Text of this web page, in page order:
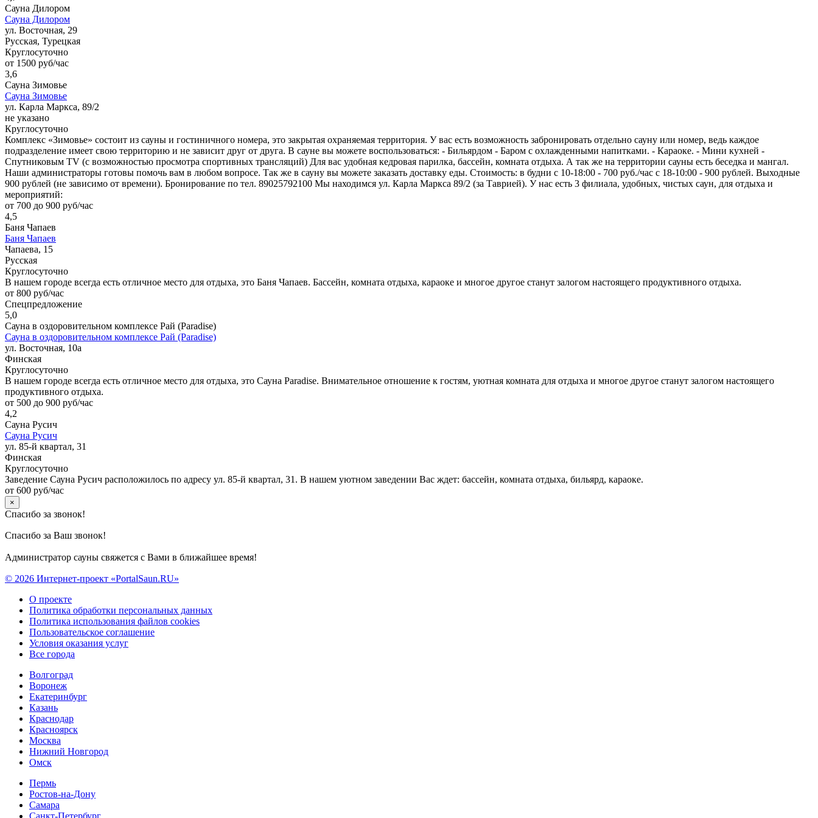
Сауна Дилором
Сауна Дилором
ул. Восточная, 29
Русская, Турецкая
Круглосуточно
от 1500 руб/час
3,6
Сауна Зимовье
Сауна Зимовье
ул. Карла Маркса, 89/2
не указано
Круглосуточно
Комплекс «Зимовье» состоит из сауны и гостиничного номера, это закрытая охраняемая территория. У вас есть возможность забронировать отдельно сауну или номер, ведь каждое
подразделение имеет свою территорию и не зависит друг от друга. В сауне вы можете воспользоваться: - Бильярдом - Баром с охлажденными напитками. - Караоке. - Мини кухней -
Спутниковым TV (с возможностью просмотра спортивных трансляций) Для вас удобная кедровая парилка, бассейн, комната отдыха. А так же на территории сауны есть беседка и мангал.
Наши администраторы готовы помочь вам в любом вопросе. Так же в сауну вы можете заказать доставку еды. Стоимость: в будни с 10-18:00 - 700 руб./час с 18-10:00 - 900 рублей. Выходные
900 рублей (не зависимо от времени). Бронирование по тел. 89025792100 Мы находимся ул. Карла Маркса 89/2 (за Таврией). У нас есть 3 филиала, удобных, чистых саун, для отдыха и
мероприятий:
от 700 до 900 руб/час
4,5
Баня Чапаев
Баня Чапаев
Чапаева, 15
Русская
Круглосуточно
В нашем городе всегда есть отличное место для отдыха, это Баня Чапаев. Бассейн, комната отдыха, караоке и многое другое станут залогом настоящего продуктивного отдыха.
от 800 руб/час
Спецпредложение
5,0
Сауна в оздоровительном комплексе Рай (Paradise)
Сауна в оздоровительном комплексе Рай (Paradise)
ул. Восточная, 10а
Финская
Круглосуточно
В нашем городе всегда есть отличное место для отдыха, это Сауна Paradise. Внимательное отношение к гостям, уютная комната для отдыха и многое другое станут залогом настоящего
продуктивного отдыха.
от 500 до 900 руб/час
4,2
Сауна Русич
Сауна Русич
ул. 85-й квартал, 31
Финская
Круглосуточно
Заведение Сауна Русич расположилось по адресу ул. 85-й квартал, 31. В нашем уютном заведении Вас ждет: бассейн, комната отдыха, бильярд, караоке.
от 600 руб/час
×
Спасибо за звонок!
Спасибо за Ваш звонок!
Администратор сауны свяжется с Вами в ближайшее время!
© 2026 Интернет-проект «PortalSaun.RU»
О проекте
Политика обработки персональных данных
Политика использования файлов cookies
Пользовательское соглашение
Условия оказания услуг
Все города
Волгоград
Воронеж
Екатеринбург
Казань
Краснодар
Красноярск
Москва
Нижний Новгород
Омск
Пермь
Ростов-на-Дону
Самара
Санкт-Петербург